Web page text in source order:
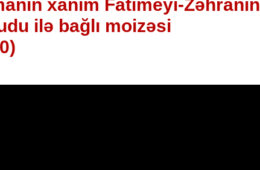
xanım Fatimeyi-Zəhranın
ilə bağlı moizəsi